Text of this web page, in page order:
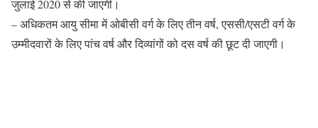
जुलाई 2020 से की जाएगी।
– अधिकतम आयु सीमा में ओबीसी वर्ग के लिए तीन वर्ष, एससी/एसटी वर्ग के
उम्मीदवारों के लिए पांच वर्ष और दिव्यांगों को दस वर्ष की छूट दी जाएगी।